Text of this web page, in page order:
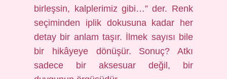
birleşsin, kalplerimiz gibi…” der. Renk
seçiminden iplik dokusuna kadar her
detay bir anlam taşır. İlmek sayısı bile
bir hikâyeye dönüşür. Sonuç? Atkı
sadece bir aksesuar değil, bir